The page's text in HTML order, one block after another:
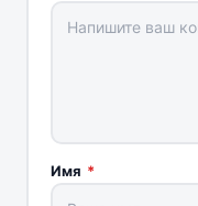
Имя *